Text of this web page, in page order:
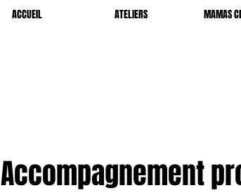
ACCUEIL ATELIERS MAMAS
Accompagnement